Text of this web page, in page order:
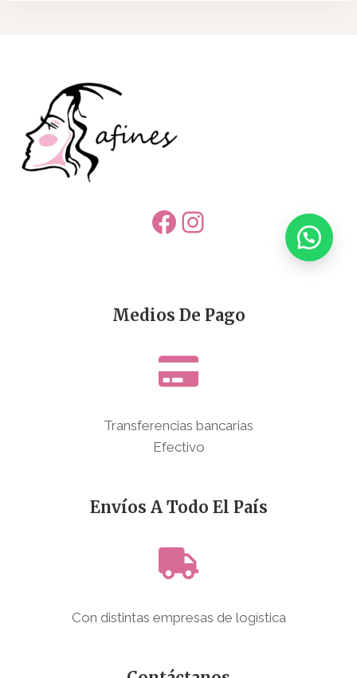
Facebook
Instagram
Medios De Pago
Transferencias bancarias
Efectivo
Envíos A Todo El País
Con distintas empresas de logística